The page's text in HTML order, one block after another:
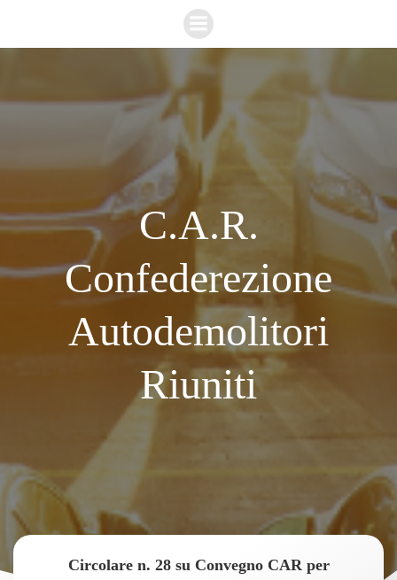
Vai
al
contenuto
C.A.R.
Confederezione
Autodemolitori
Riuniti
Circolare n. 28 su Convegno CAR per